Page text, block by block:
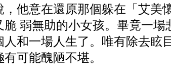
他意在還原那個躲在「艾美
弱無助的小女孩。畢竟一場
和一場人生了。唯有除去眩
可能醜陋不堪。